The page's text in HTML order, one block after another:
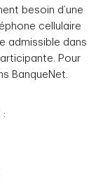
besoin d’une
cellulaire
admissible dans
Pour
BanqueNet.
: